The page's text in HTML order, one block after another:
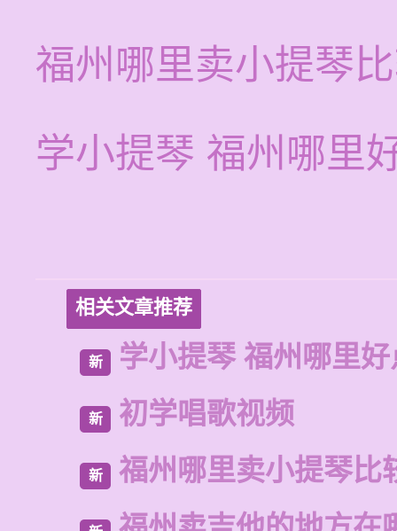
福州哪里卖小提琴
学小提琴 福州哪里
相关文章推荐
新 学小提琴 福州哪里
新 初学唱歌视频
新 福州哪里卖小提琴比